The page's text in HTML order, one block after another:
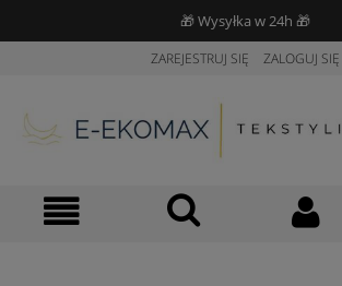
🎁 Wysyłka w 24h 🎁
ZAREJESTRUJ SIĘ ZALOGUJ SIĘ